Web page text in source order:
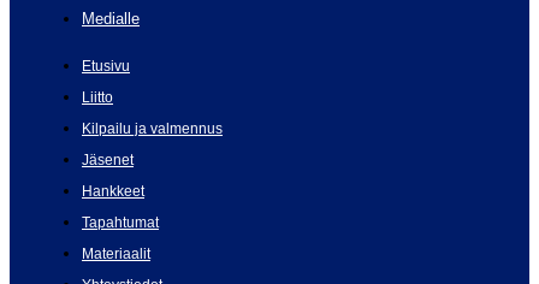
Medialle
Etusivu
Liitto
Kilpailu ja valmennus
Jäsenet
Hankkeet
Tapahtumat
Materiaalit